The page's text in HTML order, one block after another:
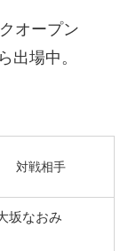
オープン
出場中。
対戦相手
なおみ